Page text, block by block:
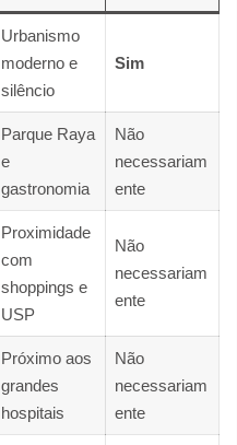
Urbanismo
moderno e
silêncio
Sim
Parque Raya
e
gastronomia
Não
necessariam
ente
Proximidade
com
shoppings e
USP
Não
necessariam
ente
Próximo aos
grandes
hospitais
Não
necessariam
ente